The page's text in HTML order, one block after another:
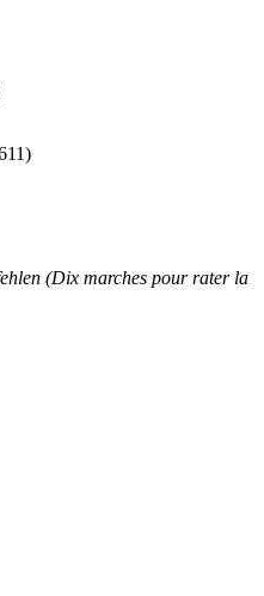
(Dix marches pour rater la